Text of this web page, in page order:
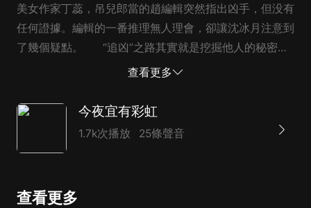
美女作家丁蕊，吊兒郎當的趙編輯突然指出凶手，但没有
任何證據。編輯的一番推理無人理會，卻讓沈冰月注意到
了幾個疑點。 “追凶”之路其實就是挖掘他人的秘密，
被卷入其中的沈冰月卻發現，有些見不得人的事，比如今
查看更多
今夜宜有彩虹
1.7k次播放 25條聲音
查看更多